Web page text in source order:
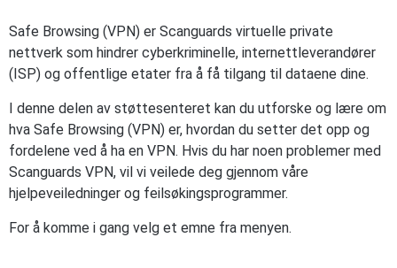
Safe Browsing (VPN) er Scanguards virtuelle private
nettverk som hindrer cyberkriminelle, internettleverandører
(ISP) og offentlige etater fra å få tilgang til dataene dine.
I denne delen av støttesenteret kan du utforske og lære om
hva Safe Browsing (VPN) er, hvordan du setter det opp og
fordelene ved å ha en VPN. Hvis du har noen problemer med
Scanguards VPN, vil vi veilede deg gjennom våre
hjelpeveiledninger og feilsøkingsprogrammer.
For å komme i gang velg et emne fra menyen.